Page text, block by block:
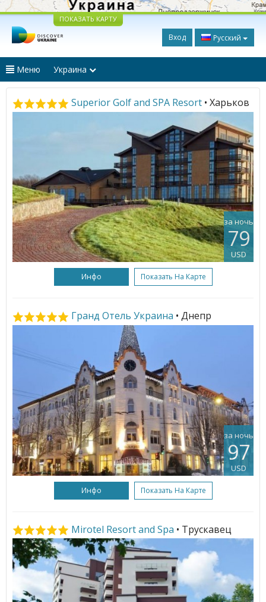
ПОКАЗАТЬ КАРТУ
Вход Русский
Меню Украина
Superior Golf and SPA Resort • Харьков
за ночь
79
USD
Инфо Показать На Карте
Гранд Отель Украина • Днепр
за ночь
97
USD
Инфо Показать На Карте
Mirotel Resort and Spa • Трускавец